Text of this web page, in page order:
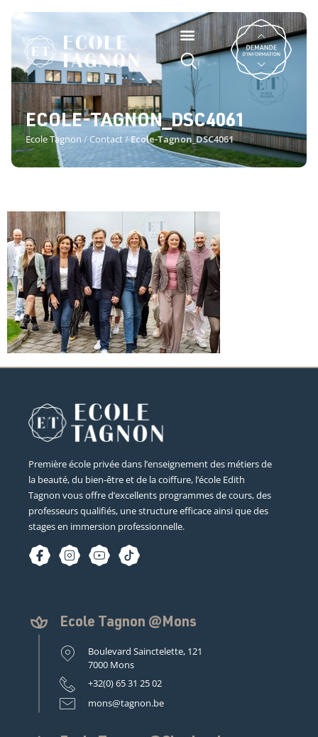
ECOLE-TAGNON_DSC4061
Ecole Tagnon /Contact/Ecole-Tagnon_DSC4061
Première école privée dans l’enseignement des métiers de
la beauté, du bien-être et de la coiffure, l’école Edith
Tagnon vous offre d’excellents programmes de cours, des
professeurs qualifiés, une structure efficace ainsi que des
stages en immersion professionnelle.
Ecole Tagnon @Mons
Boulevard Sainctelette, 121
7000 Mons
+32(0) 65 31 25 02
mons@tagnon.be